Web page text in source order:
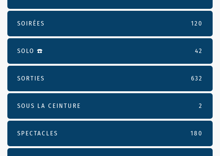
SOIRÉES 120
SOLO ☎️ 42
SORTIES 632
SOUS LA CEINTURE 2
SPECTACLES 180